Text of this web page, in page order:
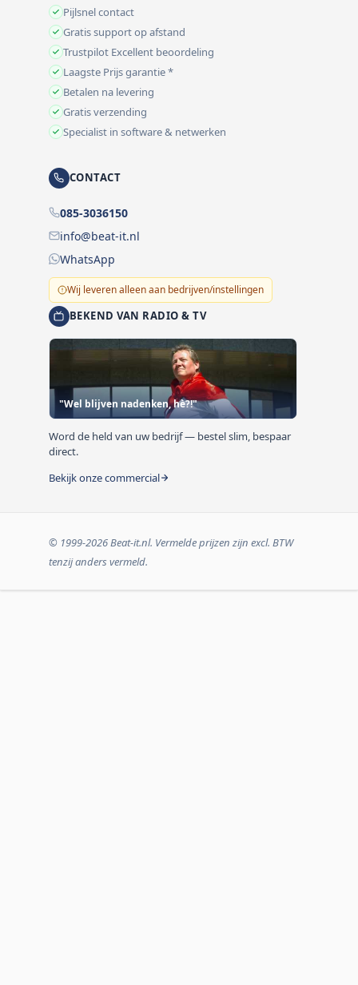
Pijlsnel contact
Gratis support op afstand
Trustpilot Excellent beoordeling
Laagste Prijs garantie *
Betalen na levering
Gratis verzending
Specialist in software & netwerken
CONTACT
085-3036150
info@beat-it.nl
WhatsApp
Wij leveren alleen aan bedrijven/instellingen
BEKEND VAN RADIO & TV
"Wel blijven nadenken, hè?!"
Word de held van uw bedrijf — bestel slim, bespaar
direct.
Bekijk onze commercial
© 1999-2026 Beat-it.nl. Vermelde prijzen zijn excl. BTW
tenzij anders vermeld.